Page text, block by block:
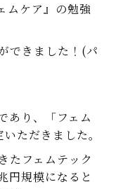
ムケア』の勉強
できました！(パ
あり、「フェム
ただきました。
たフェムテック
円規模になると